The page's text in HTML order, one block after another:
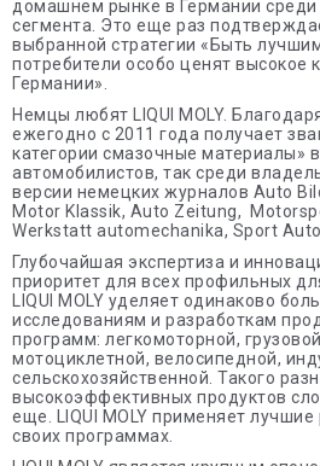
домашнем рынке в Германии среди
сегмента. Это еще раз
выбранной стратегии «Быть
потребители особо ценят высокое
Германии».
Немцы любят LIQUI MOLY.
ежегодно с 2011 года получает
категории смазочные материалы»
автомобилистов, так среди
версии немецких журналов Auto
Motor Klassik, Auto Zeitung,
Werkstatt automechanika, Sport Auto
Глубочайшая экспертиза и
приоритет для всех профильных
LIQUI MOLY уделяет одинаково
исследованиям и разработкам
программ: легкомоторной,
мотоциклетной, велосипедной,
сельскохозяйственной. Такого
высокоэффективных продуктов
еще. LIQUI MOLY применяет лучшие
своих программах.